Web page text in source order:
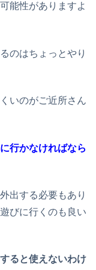
能性がありますよ
のはちょっとやり
いのがご近所さん
行かなければなら
出する必要もあり
びに行くのも良い
ると使えないわけ